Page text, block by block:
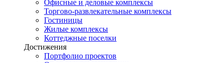
Офисные и деловые комплексы
Торгово-развлекательные комплексы
Гостиницы
Жилые комплексы
Коттеджные поселки
Достижения
Портфолио проектов